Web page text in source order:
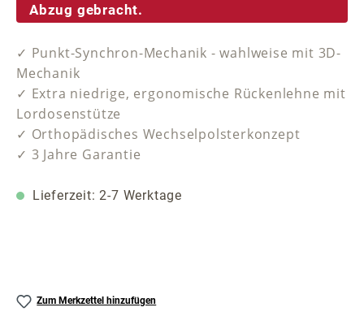
Abzug gebracht.
✓ Punkt-Synchron-Mechanik - wahlweise mit 3D-
Mechanik
✓ Extra niedrige, ergonomische Rückenlehne mit
Lordosenstütze
✓ Orthopädisches Wechselpolsterkonzept
✓ 3 Jahre Garantie
Lieferzeit: 2-7 Werktage
Zum Merkzettel hinzufügen